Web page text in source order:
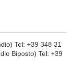
Tel: +39 348 31
Biposto) Tel: +39